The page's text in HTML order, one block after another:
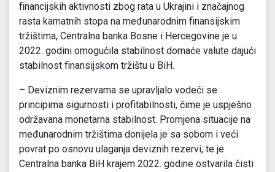
financijskih aktivnosti zbog rata u Ukrajini i značajnog
rasta kamatnih stopa na međunarodnim finansijskim
tržištima, Centralna banka Bosne i Hercegovine je u
2022. godini omogućila stabilnost domaće valute dajući
stabilnost finansijskom tržištu u BiH.
– Deviznim rezervama se upravljalo vodeći se
principima sigurnosti i profitabilnosti, čime je uspješno
održavana monetarna stabilnost. Promjena situacije na
međunarodnim tržištima donijela je sa sobom i veći
povrat po osnovu ulaganja deviznih rezervi, te je
Centralna banka BiH krajem 2022. godine ostvarila čisti